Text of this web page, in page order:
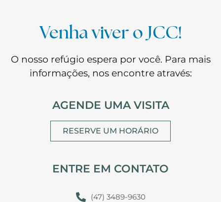
Venha viver o JCC!
O nosso refúgio espera por você. Para mais
informações, nos encontre através:
AGENDE UMA VISITA
RESERVE UM HORÁRIO
ENTRE EM CONTATO
(47) 3489-9630